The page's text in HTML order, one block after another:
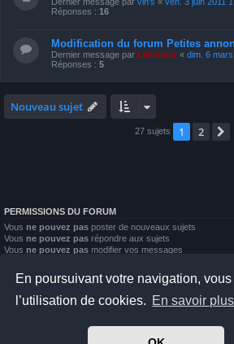
En poursuivant votre navigation,
l’utilisation de cookies. En savoir plus
Réponses : 16
Modification du forum Petites
Dernier message par LeKiffeur « dim. 6 mars
Réponses : 5
Nouveau sujet
27 sujets 1 2
PERMISSIONS DU FORUM
Vous ne pouvez pas poster de nouveaux sujets
Vous ne pouvez pas répondre aux sujets
Vous ne pouvez pas modifier vos messages
Vous
ne pouvez pas joindre des fichiers
Index du forum Nous contacter
Développé parphpBB® Forum Software ©
Prosilver Dark Edition by